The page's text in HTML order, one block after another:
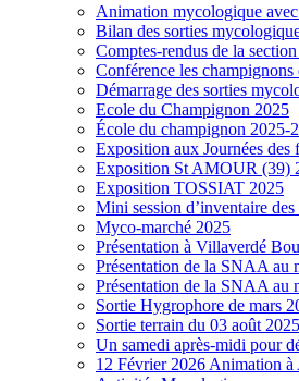
Animation mycologique
Bilan des sorties
Comptes-rendus de la
Conférence les champignons
Démarrage des sorties
Ecole du Champignon 2025
École du champignon 2025-
Exposition aux Journées des
Exposition St AMOUR (39)
Exposition TOSSIAT 2025
Mini session d’inventaire
Myco-marché 2025
Présentation à Villaverdé
Présentation de la SNAA au
Présentation de la SNAA au
Sortie Hygrophore de mars
Sortie terrain du 03 août 2025
Un samedi après-midi pour
12 Février 2026 Animation